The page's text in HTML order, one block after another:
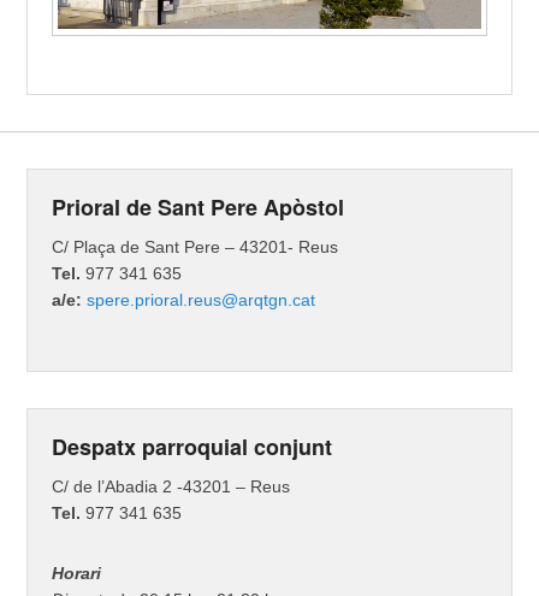
Prioral de Sant Pere Apòstol
C/ Plaça de Sant Pere – 43201- Reus
Tel. 977 341 635
a/e: spere.prioral.reus@arqtgn.cat
Despatx parroquial conjunt
C/ de l’Abadia 2 -43201 – Reus
Tel. 977 341 635
Horari